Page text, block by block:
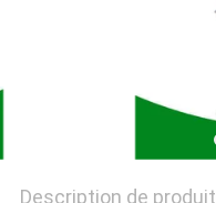
DU
POLITIQUE
Description de produit